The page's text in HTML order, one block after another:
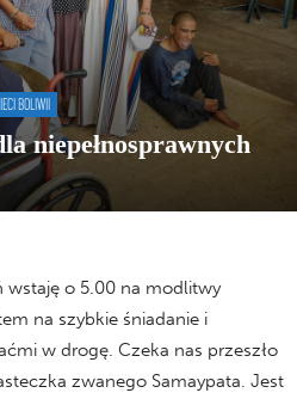
BOLIWII
niepełnosprawnych
wstaję o 5.00 na modlitwy
na szybkie śniadanie i
w drogę. Czeka nas przeszło
zwanego Samaypata. Jest